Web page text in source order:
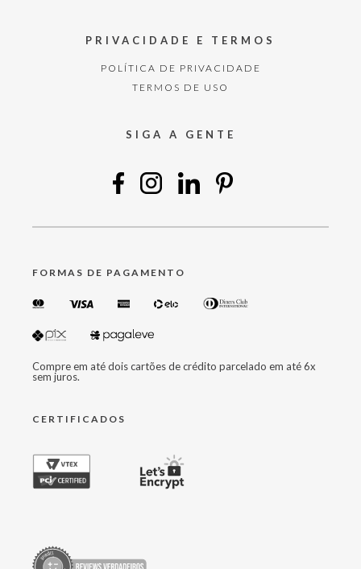
PRIVACIDADE E TERMOS
POLÍTICA DE PRIVACIDADE
TERMOS DE USO
SIGA A GENTE
FORMAS DE PAGAMENTO
Compre em até dois cartões de crédito parcelado em até 6x
sem juros.
CERTIFICADOS